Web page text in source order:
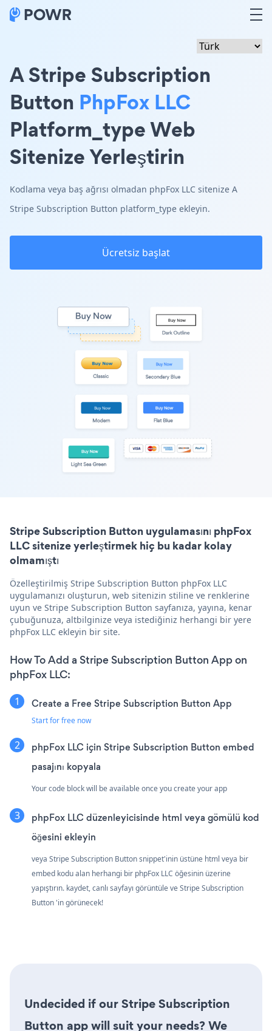
A Stripe Subscription
Button PhpFox LLC
Platform_type Web
Sitenize Yerleştirin
Kodlama veya baş ağrısı olmadan phpFox LLC sitenize A
Stripe Subscription Button platform_type ekleyin.
Ücretsiz başlat
Stripe Subscription Button uygulamasını phpFox
LLC sitenize yerleştirmek hiç bu kadar kolay
olmamıştı
Özelleştirilmiş Stripe Subscription Button phpFox LLC
uygulamanızı oluşturun, web sitenizin stiline ve renklerine
uyun ve Stripe Subscription Button sayfanıza, yayına, kenar
çubuğunuza, altbilginize veya istediğiniz herhangi bir yere
phpFox LLC ekleyin bir site.
How To Add a Stripe Subscription Button App on
phpFox LLC:
Create a Free Stripe Subscription Button App
Start for free now
phpFox LLC için Stripe Subscription Button embed
pasajını kopyala
Your code block will be available once you create your app
phpFox LLC düzenleyicisinde html veya gömülü kod
öğesini ekleyin
veya Stripe Subscription Button snippet'inin üstüne html veya bir
embed kodu alan herhangi bir phpFox LLC öğesinin üzerine
yapıştırın. kaydet, canlı sayfayı görüntüle ve Stripe Subscription
Button 'in görünecek!
Undecided if our Stripe Subscription
Button app will suit your needs? We